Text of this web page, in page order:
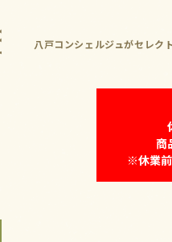
八戸コンシェルジュがセレ
商
※休業前